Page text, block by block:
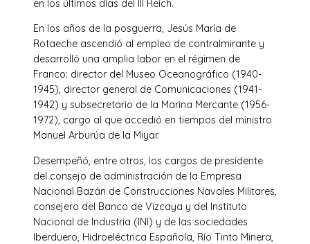
en los últimos días del III Reich.
En los años de la posguerra, Jesús María de
Rotaeche ascendió al empleo de contralmirante y
desarrolló una amplia labor en el régimen de
Franco: director del Museo Oceanográfico (1940-
1945), director general de Comunicaciones (1941-
1942) y subsecretario de la Marina Mercante (1956-
1972), cargo al que accedió en tiempos del ministro
Manuel Arburúa de la Miyar.
Desempeñó, entre otros, los cargos de presidente
del consejo de administración de la Empresa
Nacional Bazán de Construcciones Navales Militares,
consejero del Banco de Vizcaya y del Instituto
Nacional de Industria (INI) y de las sociedades
Iberduero, Hidroeléctrica Española, Río Tinto Minera,